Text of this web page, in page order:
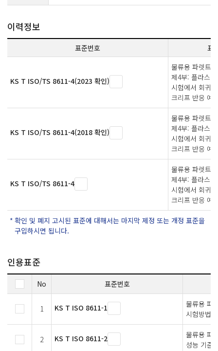
이력정보
표준번호 표
KS T ISO/TS 8611-4(2023 확인)
물류용 파렛트
제4부: 플라스
시험에서 회귀
크리프 반응 예
KS T ISO/TS 8611-4(2018 확인)
물류용 파렛트
제4부: 플라스
시험에서 회귀
크리프 반응 예
KS T ISO/TS 8611-4
물류용 파렛트
제4부: 플라스
시험에서 회귀
크리프 반응 예
확인 및 폐지 고시된 표준에 대해서는 마지막 제정 또는 개정 표준을
구입하시면 됩니다.
인용표준
No 표준번호
1 KS T ISO 8611-1
물류용 파
시험방법
2 KS T ISO 8611-2
물류용 파
성능 기준